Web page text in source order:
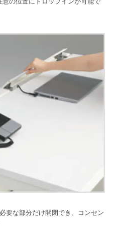
要な部分だけ開閉でき、コンセン